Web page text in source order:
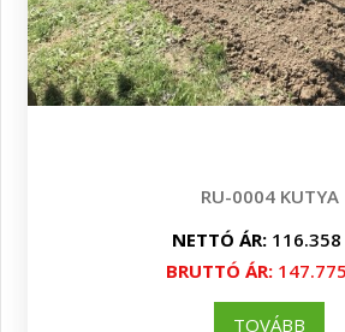
RU-0004 KUTYA
NETTÓ ÁR:116.358
BRUTTÓ ÁR:
TOVÁBB